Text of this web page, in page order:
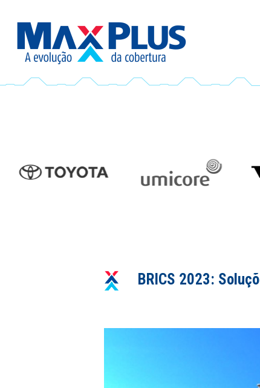
BRICS 2023: